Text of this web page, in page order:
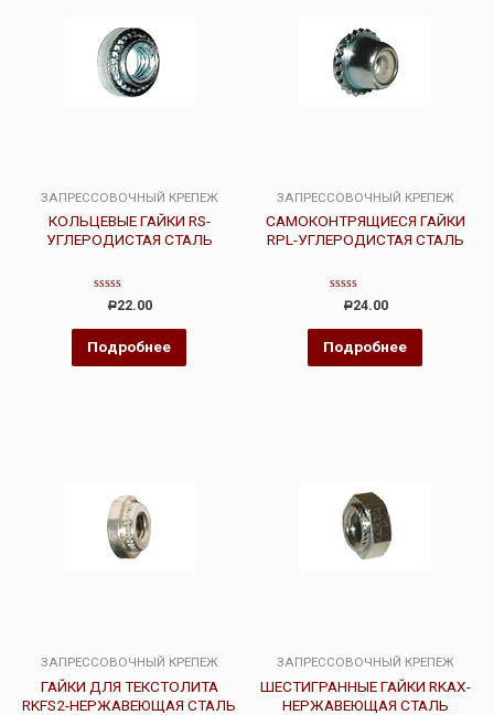
ЗАПРЕССОВОЧНЫЙ КРЕПЕЖ
КОЛЬЦЕВЫЕ ГАЙКИ RS-
УГЛЕРОДИСТАЯ СТАЛЬ
Оценка
из
5
Р22.00
Подробнее
ЗАПРЕССОВОЧНЫЙ КРЕПЕЖ
САМОКОНТРЯЩИЕСЯ ГАЙКИ
RPL-УГЛЕРОДИСТАЯ СТАЛЬ
Оценка
из
5
Р24.00
Подробнее
ЗАПРЕССОВОЧНЫЙ КРЕПЕЖ
ГАЙКИ ДЛЯ ТЕКСТОЛИТА
RKFS2-НЕРЖАВЕЮЩАЯ СТАЛЬ
ЗАПРЕССОВОЧНЫЙ КРЕПЕЖ
ШЕСТИГРАННЫЕ ГАЙКИ RKAX-
НЕРЖАВЕЮЩАЯ СТАЛЬ